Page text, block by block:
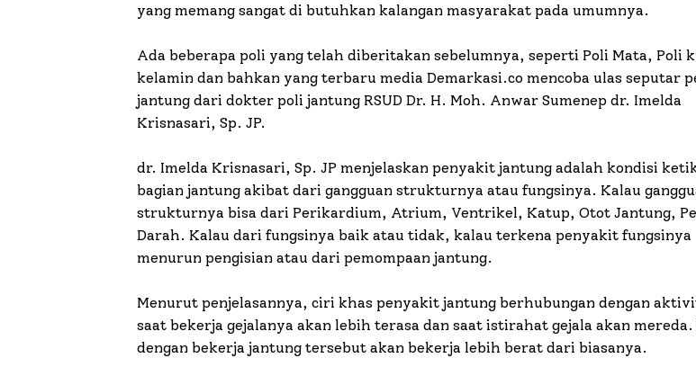
yang memang sangat di butuhkan kalangan masyarakat pada umumnya.
Ada beberapa poli yang telah diberitakan sebelumnya, seperti Poli Mata, Poli
kelamin dan bahkan yang terbaru media Demarkasi.co mencoba ulas seputar
jantung dari dokter poli jantung RSUD Dr. H. Moh. Anwar Sumenep dr. Imelda
Krisnasari, Sp. JP.
dr. Imelda Krisnasari, Sp. JP menjelaskan penyakit jantung adalah kondisi
bagian jantung akibat dari gangguan strukturnya atau fungsinya. Kalau
strukturnya bisa dari Perikardium, Atrium, Ventrikel, Katup, Otot Jantung,
Darah. Kalau dari fungsinya baik atau tidak, kalau terkena penyakit fungsinya
menurun pengisian atau dari pemompaan jantung.
Menurut penjelasannya, ciri khas penyakit jantung berhubungan dengan
saat bekerja gejalanya akan lebih terasa dan saat istirahat gejala akan mereda.
dengan bekerja jantung tersebut akan bekerja lebih berat dari biasanya.